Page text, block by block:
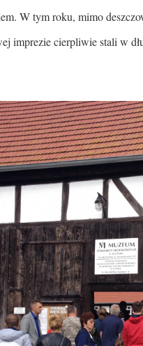
W tym roku, mimo
imprezie cierpliwie stali w